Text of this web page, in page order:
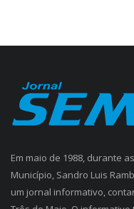
Em maio de 1988, durante
Município, Sandro Luis
um jornal informativo,